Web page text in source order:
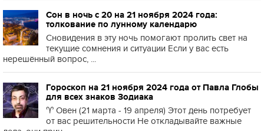
Сон в ночь с 20 на 21 ноября 2024 года:
толкование по лунному календарю
Сновидения в эту ночь помогают пролить свет на
текущие сомнения и ситуации Если у вас есть
нерешённый вопрос, ...
Гороскоп на 21 ноября 2024 года от Павла Глобы
для всех знаков Зодиака
♈️ Овен (21 марта - 19 апреля) Этот день потребует
от вас решительности Не откладывайте важные